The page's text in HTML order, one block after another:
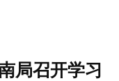
局召开学习